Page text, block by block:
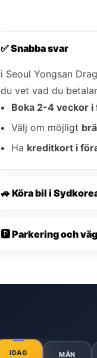
✅ Snabba svar
i Seoul Yongsan
du vet vad du
Boka 2-4 veckor i
Välj om möjligt
Ha kreditkort i
🚙 Köra bil i
🅿️ Parkering och
IDAG MÅN